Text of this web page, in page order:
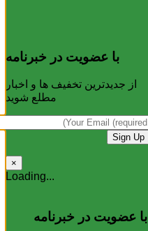
با عضویت در خبرنامه
از جدیدترین تخفیف ها و اخبار
مطلع شوید
×
Loading...
با عضویت در خبرنامه